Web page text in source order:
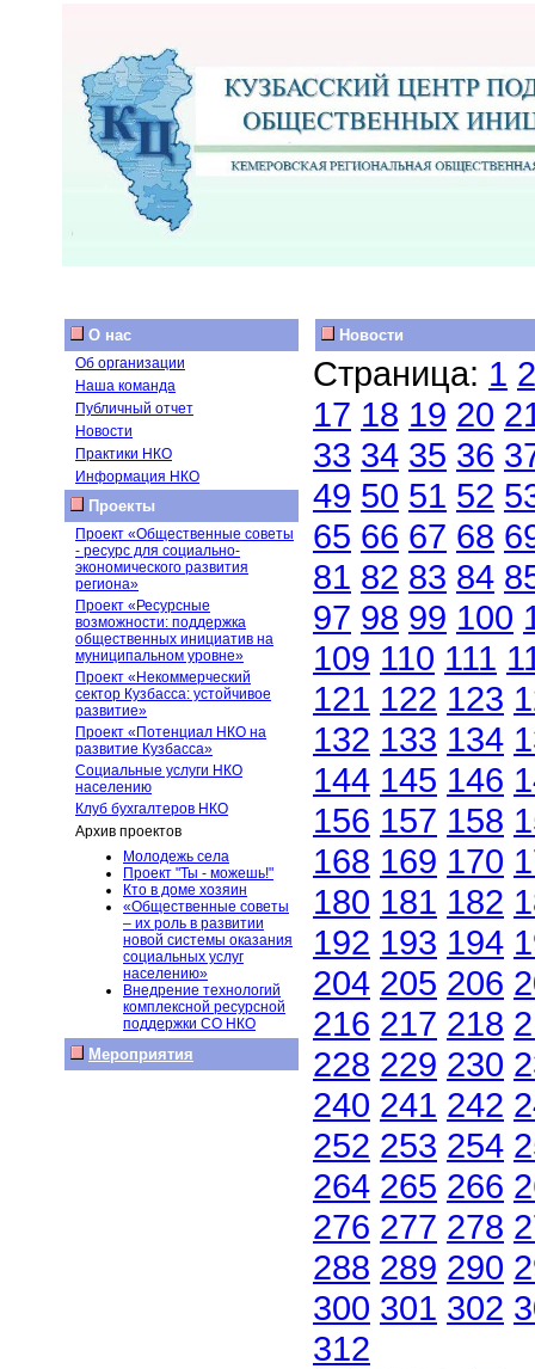
О нас
Об организации
Наша команда
Публичный отчет
Новости
Практики НКО
Информация НКО
Проекты
Проект «Общественные советы
- ресурс для социально-
экономического развития
региона»
Проект «Ресурсные
возможности: поддержка
общественных инициатив на
муниципальном уровне»
Проект «Некоммерческий
сектор Кузбасса: устойчивое
развитие»
Проект «Потенциал НКО на
развитие Кузбасса»
Социальные услуги НКО
населению
Клуб бухгалтеров НКО
Архив проектов
Молодежь села
Проект "Ты - можешь!"
Кто в доме хозяин
«Общественные советы
– их роль в развитии
новой системы оказания
социальных услуг
населению»
Внедрение технологий
комплексной ресурсной
поддержки СО НКО
Мероприятия
Новости
Страница: 1 2
17 18 19 20
33 34 35 36
49 50 51 52
65 66 67 68
81 82 83 84
97 98 99 100
109 110 111
121 122 123
132 133 134
144 145 146
156 157 158
168 169 170
180 181 182
192 193 194
204 205 206
216 217 218
228 229 230
240 241 242
252 253 254
264 265 266
276 277 278
288 289 290
300 301 302
312